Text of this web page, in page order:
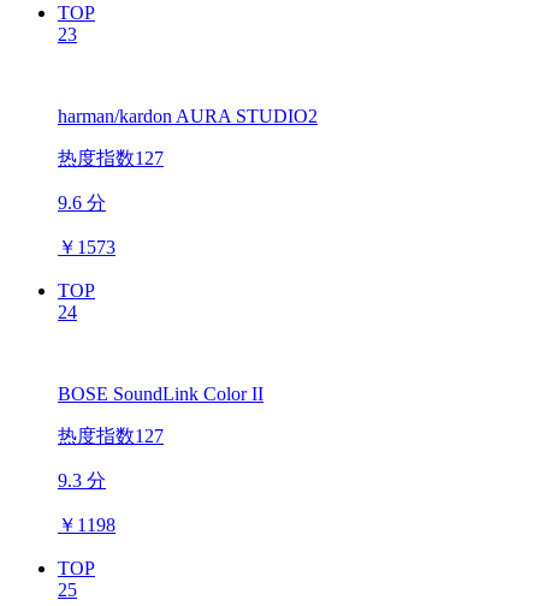
TOP
23
harman/kardon AURA STUDIO2
热度指数127
9.6 分
￥ 1573
TOP
24
BOSE SoundLink Color II
热度指数127
9.3 分
￥ 1198
TOP
25